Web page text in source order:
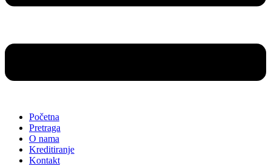
Početna
Pretraga
O nama
Kreditiranje
Kontakt